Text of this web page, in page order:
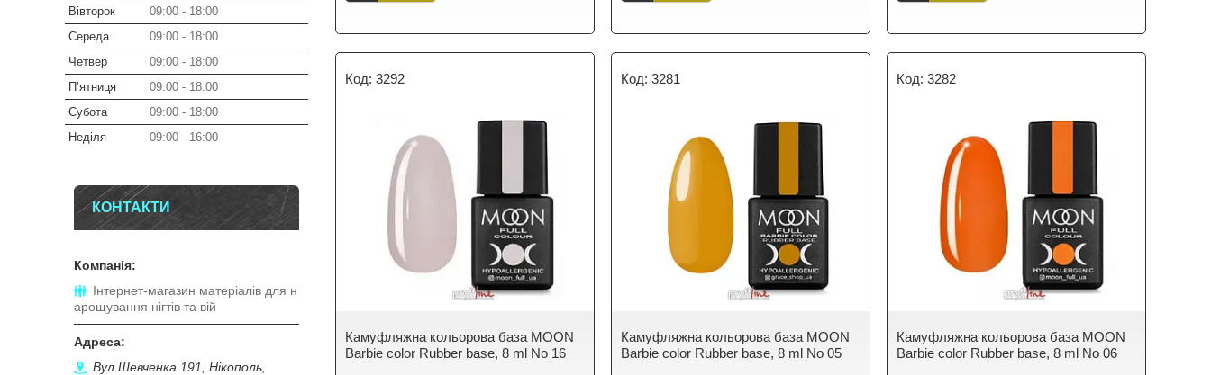
3292
Камуфляжна кольорова база MOON
Barbie color Rubber base, 8 ml No 16
3281
Камуфляжна кольорова база MOON
Barbie color Rubber base, 8 ml No 05
3282
Камуфляжна кольорова база MOON
Barbie color Rubber base, 8 ml No 06
Вівторок
09:00
18:00
Середа
09:00
18:00
Четвер
09:00
18:00
Пʼятниця
09:00
18:00
Субота
09:00
18:00
Неділя
09:00 16:00
КОНТАКТИ
Інтернет-магазин матеріалів для н
арощування нігтів та вій
Вул Шевченка 191, Нікополь,